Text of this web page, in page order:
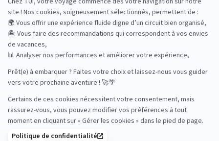
Road Trips
Safari
Sénior